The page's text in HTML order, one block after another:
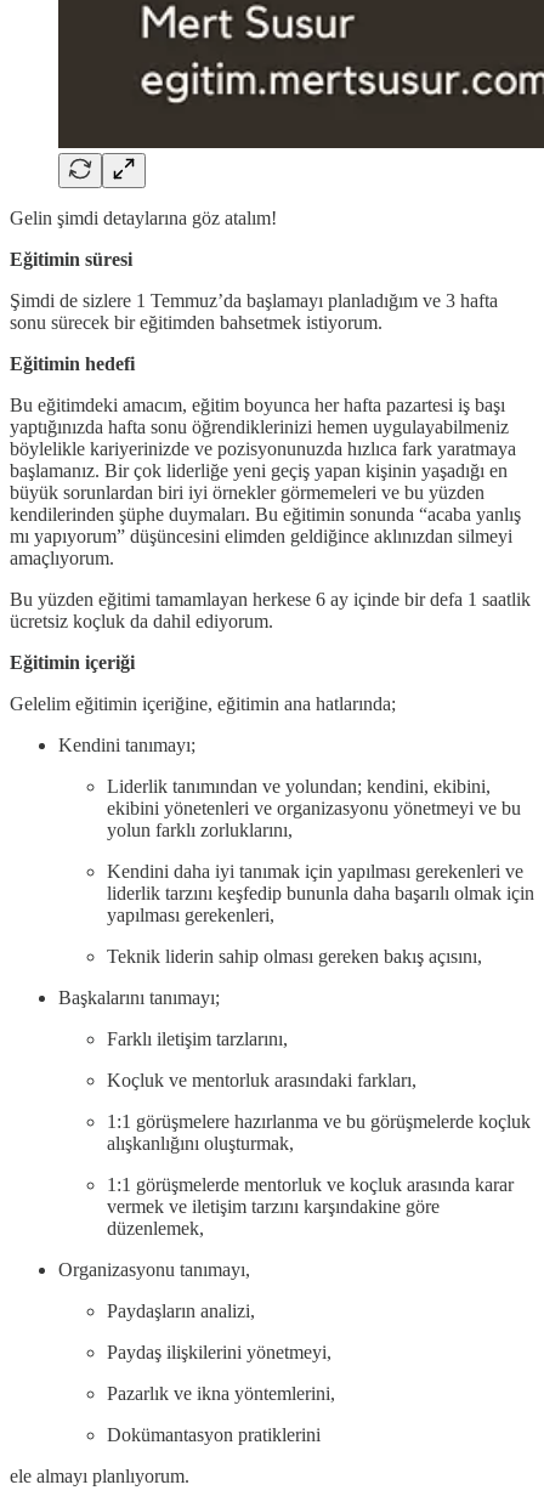
Gelin şimdi detaylarına göz atalım!
Eğitimin süresi
Şimdi de sizlere 1 Temmuz’da başlamayı planladığım ve 3 hafta
sonu sürecek bir eğitimden bahsetmek istiyorum.
Eğitimin hedefi
Bu eğitimdeki amacım, eğitim boyunca her hafta pazartesi iş başı
yaptığınızda hafta sonu öğrendiklerinizi hemen uygulayabilmeniz
böylelikle kariyerinizde ve pozisyonunuzda hızlıca fark yaratmaya
başlamanız. Bir çok liderliğe yeni geçiş yapan kişinin yaşadığı en
büyük sorunlardan biri iyi örnekler görmemeleri ve bu yüzden
kendilerinden şüphe duymaları. Bu eğitimin sonunda “acaba yanlış
mı yapıyorum” düşüncesini elimden geldiğince aklınızdan silmeyi
amaçlıyorum.
Bu yüzden eğitimi tamamlayan herkese 6 ay içinde bir defa 1 saatlik
ücretsiz koçluk da dahil ediyorum.
Eğitimin içeriği
Gelelim eğitimin içeriğine, eğitimin ana hatlarında;
Kendini tanımayı;
Liderlik tanımından ve yolundan; kendini, ekibini,
ekibini yönetenleri ve organizasyonu yönetmeyi ve bu
yolun farklı zorluklarını,
Kendini daha iyi tanımak için yapılması gerekenleri ve
liderlik tarzını keşfedip bununla daha başarılı olmak için
yapılması gerekenleri,
Teknik liderin sahip olması gereken bakış açısını,
Başkalarını tanımayı;
Farklı iletişim tarzlarını,
Koçluk ve mentorluk arasındaki farkları,
1:1 görüşmelere hazırlanma ve bu görüşmelerde koçluk
alışkanlığını oluşturmak,
1:1 görüşmelerde mentorluk ve koçluk arasında karar
vermek ve iletişim tarzını karşındakine göre
düzenlemek,
Organizasyonu tanımayı,
Paydaşların analizi,
Paydaş ilişkilerini yönetmeyi,
Pazarlık ve ikna yöntemlerini,
Dokümantasyon pratiklerini
ele almayı planlıyorum.